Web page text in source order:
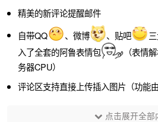
精美的新评论提醒邮件
自带QQ
、微博 、贴吧
入了全套的阿鲁表情包
（表情
务器CPU）
评论区支持直接上传插入图片（功能由
点击展开全部